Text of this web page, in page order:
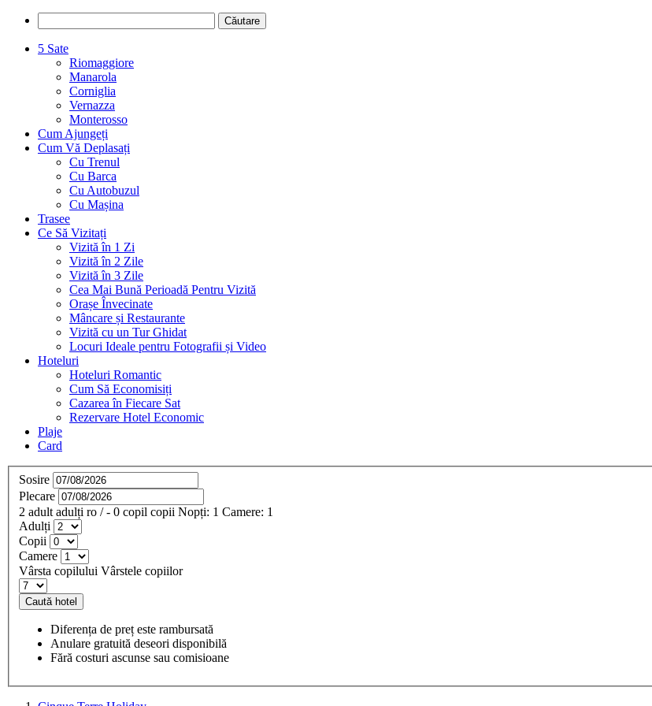
5 Sate
Riomaggiore
Manarola
Corniglia
Vernazza
Monterosso
Cum Ajungeți
Cum Vă Deplasați
Cu Trenul
Cu Barca
Cu Autobuzul
Cu Mașina
Trasee
Ce Să Vizitați
Vizită în 1 Zi
Vizită în 2 Zile
Vizită în 3 Zile
Cea Mai Bună Perioadă Pentru Vizită
Orașe Învecinate
Mâncare și Restaurante
Vizită cu un Tur Ghidat
Locuri Ideale pentru Fotografii și Video
Hoteluri
Hoteluri Romantic
Cum Să Economisiți
Cazarea în Fiecare Sat
Rezervare Hotel Economic
Plaje
Card
Sosire
Plecare
2 adult adulți ro / - 0 copil copii Nopți: 1 Camere: 1
Adulți
Copii
Camere
Vârsta copilului Vârstele copiilor
Caută hotel
Diferența de preț este rambursată
Anulare gratuită deseori disponibilă
Fără costuri ascunse sau comisioane